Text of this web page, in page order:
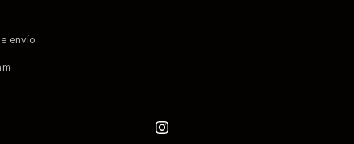
envío
Instagram